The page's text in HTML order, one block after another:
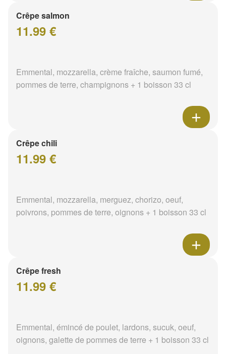
Crêpe salmon
11.99 €
Emmental, mozzarella, crème fraîche, saumon fumé,
pommes de terre, champignons + 1 boisson 33 cl
Crêpe chili
11.99 €
Emmental, mozzarella, merguez, chorizo, oeuf,
poivrons, pommes de terre, oignons + 1 boisson 33 cl
Crêpe fresh
11.99 €
Emmental, émincé de poulet, lardons, sucuk, oeuf,
oignons, galette de pommes de terre + 1 boisson 33 cl